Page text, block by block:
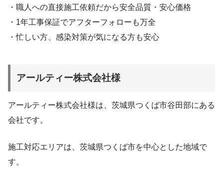
・職人への直接施工依頼だから安全品質・安心価格
・1年工事保証でアフターフォローも万全
・忙しい方、感染対策が気になる方も安心
アールティー株式会社様
アールティー株式会社様は、茨城県つくば市谷田部にある
会社です。
施工対応エリアは、茨城県つくば市を中心とした地域で
す。